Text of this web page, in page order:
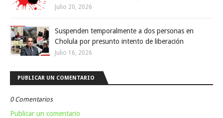
Julio 20, 2026
Suspenden temporalmente a dos personas en
Cholula por presunto intento de liberación
Julio 16, 2026
PUBLICAR UN COMENTARIO
0 Comentarios
Publicar un comentario